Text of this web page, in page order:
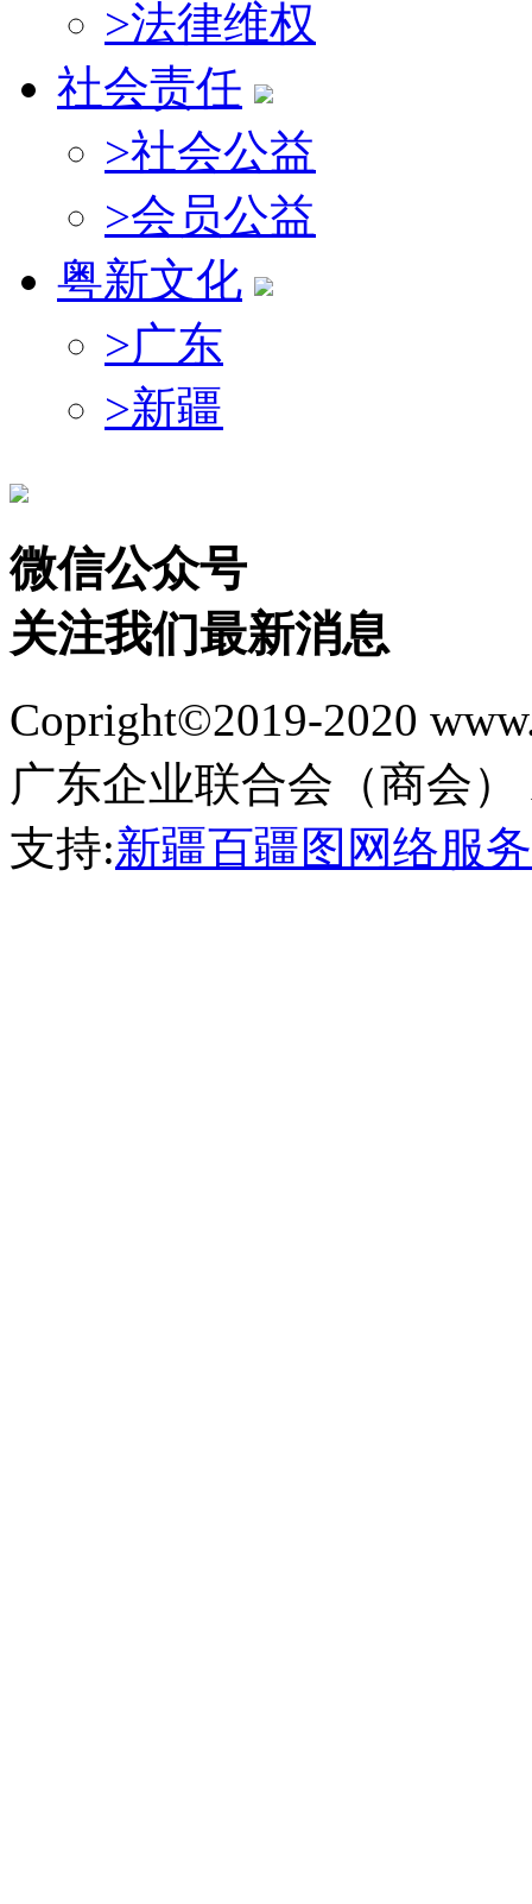
>法律维权
社会责任
>社会公益
>会员公益
粤新文化
>广东
>新疆
微信公众号
关注我们最新消息
Copright©2019-2020
广东企业联合会（商会）
支持:新疆百疆图网络服